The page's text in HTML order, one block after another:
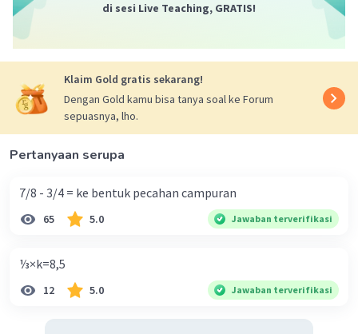
di sesi Live Teaching, GRATIS!
Klaim Gold gratis sekarang!
Dengan Gold kamu bisa tanya soal ke Forum
sepuasnya, lho.
Pertanyaan serupa
7/8 - 3/4 = ke bentuk pecahan campuran
65 5.0 Jawaban terverifikasi
⅓×k=8,5
12 5.0 Jawaban terverifikasi